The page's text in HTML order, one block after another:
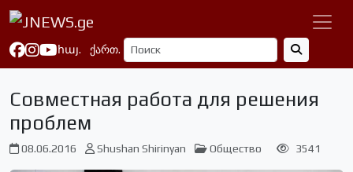
հայ. ქართ.
Совместная работа для решения
проблем
08.06.2016 Shushan Shirinyan Общество 3541